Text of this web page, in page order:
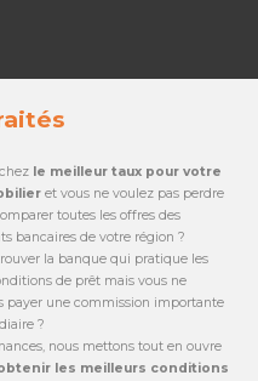
le meilleur taux pour votre
et vous ne voulez pas perdre
toutes les offres des
bancaires de votre région ?
la banque qui pratique les
de prêt mais vous ne
payer une commission importante
?
nous mettons tout en ouvre
les meilleurs conditions